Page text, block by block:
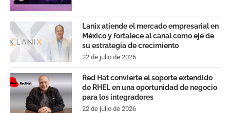
Lanix atiende el mercado empresarial en
México y fortalece al canal como eje de
su estrategia de crecimiento
22 de julio de 2026
Red Hat convierte el soporte extendido
de RHEL en una oportunidad de negocio
para los integradores
22 de julio de 2026